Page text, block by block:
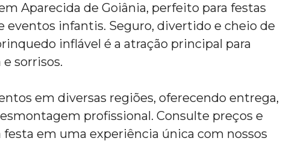
Aparecida de Goiânia, perfeito para festas
eventos infantis. Seguro, divertido e cheio de
inflável é a atração principal para
sorrisos.
em diversas regiões, oferecendo entrega,
profissional. Consulte preços e
em uma experiência única com nossos